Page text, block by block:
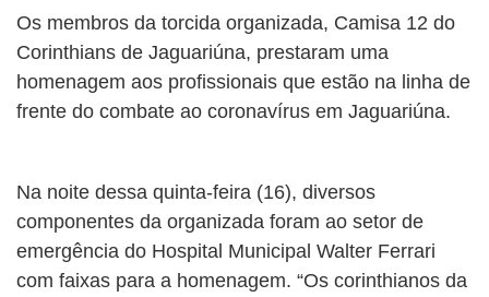
Os membros da torcida organizada, Camisa 12 do
Corinthians de Jaguariúna, prestaram uma
homenagem aos profissionais que estão na linha de
frente do combate ao coronavírus em Jaguariúna.
Na noite dessa quinta-feira (16), diversos
componentes da organizada foram ao setor de
emergência do Hospital Municipal Walter Ferrari
com faixas para a homenagem. “Os corinthianos da